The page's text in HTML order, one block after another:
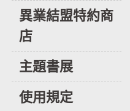
異業結盟特約商
店
主題書展
使用規定